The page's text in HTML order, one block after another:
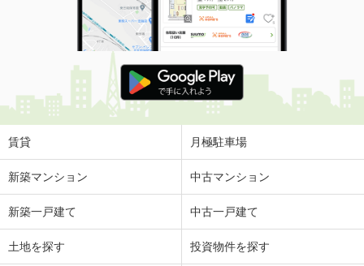
賃貸 月極駐車場
新築マンション 中古マンション
新築一戸建て 中古一戸建て
土地を探す 投資物件を探す